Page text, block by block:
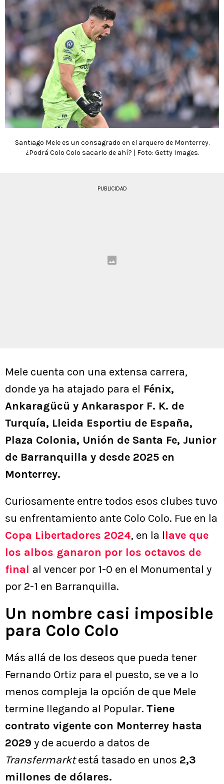
Santiago Mele es un consagrado en el arquero de Monterrey.
¿Podrá Colo Colo sacarlo de ahí? | Foto: Getty Images.
PUBLICIDAD
Mele cuenta con una extensa carrera,
donde ya ha atajado para el Fénix,
Ankaragücü y Ankaraspor F. K. de
Turquía, Lleida Esportiu de España,
Plaza Colonia, Unión de Santa Fe, Junior
de Barranquilla y desde 2025 en
Monterrey.
Curiosamente entre todos esos clubes tuvo
su enfrentamiento ante Colo Colo. Fue en la
Copa Libertadores 2024, en la llave que
los albos ganaron por los octavos de
final al vencer por 1-0 en el Monumental y
por 2-1 en Barranquilla.
Un nombre casi imposible
para Colo Colo
Más allá de los deseos que pueda tener
Fernando Ortiz para el puesto, se ve a lo
menos compleja la opción de que Mele
termine llegando al Popular. Tiene
contrato vigente con Monterrey hasta
2029 y de acuerdo a datos de
Transfermarktestá tasado en unos 2,3
millones de dólares.